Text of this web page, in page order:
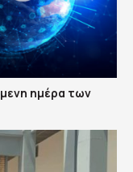
ημέρα των